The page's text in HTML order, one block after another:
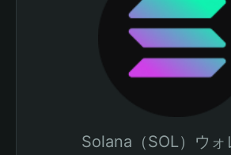
Solana（SOL）ウォ